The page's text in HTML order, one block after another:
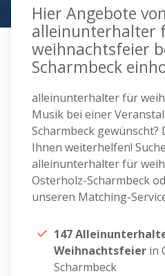
Hier Angebote von
alleinunterhalter
weihnachtsfeier
Scharmbeck
alleinunterhalter für
Musik bei einer
Scharmbeck
Ihnen weiterhelfen!
alleinunterhalter für
Osterholz-Scharmbeck
unseren Matching-
147
Weihnachtsfeier in
Scharmbeck